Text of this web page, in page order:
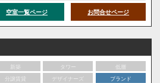
空室一覧ページ お問合せページ
新築 タワー
低層
分譲賃貸
デザイナーズ
ブランド